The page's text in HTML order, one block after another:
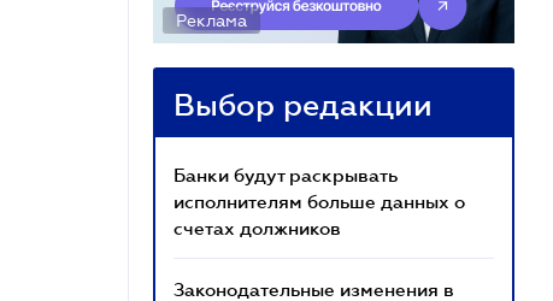
Реклама
Выбор редакции
Банки будут раскрывать
исполнителям больше данных о
счетах должников
Законодательные изменения в